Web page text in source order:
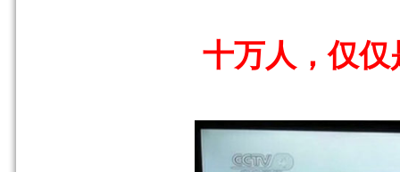
十万人，仅仅